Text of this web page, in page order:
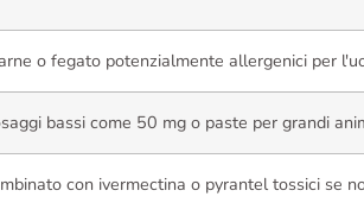
o fegato potenzialmente allergenici per
bassi come 50 mg o paste per grandi
con ivermectina o pyrantel tossici se